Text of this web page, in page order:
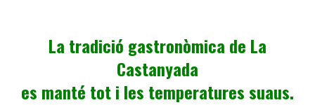
La tradició gastronòmica de La
Castanyada
es manté tot i les temperatures suaus.